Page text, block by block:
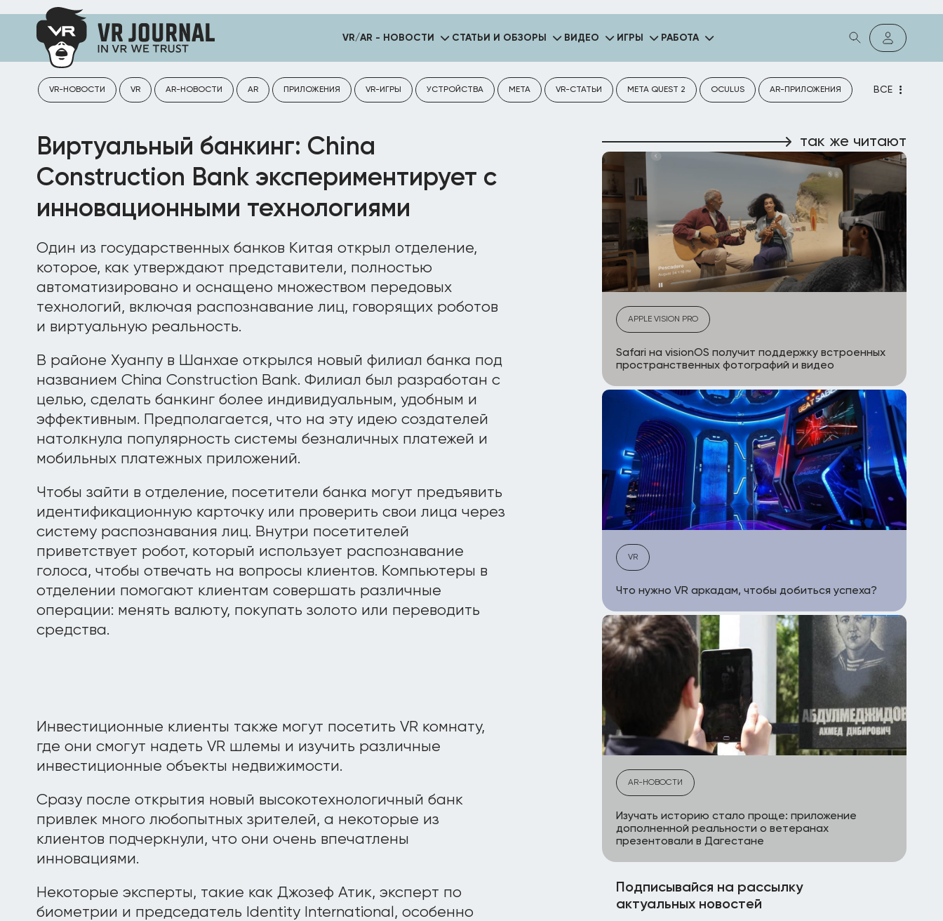
VR/AR - НОВОСТИ СТАТЬИ И ОБЗОРЫ ВИДЕО ИГРЫ РАБОТА
VR-НОВОСТИ VR AR-НОВОСТИ AR ПРИЛОЖЕНИЯ VR-ИГРЫ УСТРОЙСТВА META VR-СТАТЬИ META QUEST 2 OCULUS AR-ПРИЛОЖЕНИЯ ВСЕ
Виртуальный банкинг: China
Construction Bank экспериментирует с
инновационными технологиями
Один из государственных банков Китая открыл отделение,
которое, как утверждают представители, полностью
автоматизировано и оснащено множеством передовых
технологий, включая распознавание лиц, говорящих роботов
и виртуальную реальность.
В районе Хуанпу в Шанхае открылся новый филиал банка под
названием China Construction Bank. Филиал был разработан с
целью, сделать банкинг более индивидуальным, удобным и
эффективным. Предполагается, что на эту идею создателей
натолкнула популярность системы безналичных платежей и
мобильных платежных приложений.
Чтобы зайти в отделение, посетители банка могут предъявить
идентификационную карточку или проверить свои лица через
систему распознавания лиц. Внутри посетителей
приветствует робот, который использует распознавание
голоса, чтобы отвечать на вопросы клиентов. Компьютеры в
отделении помогают клиентам совершать различные
операции: менять валюту, покупать золото или переводить
средства.
Инвестиционные клиенты также могут посетить VR комнату,
где они смогут надеть VR шлемы и изучить различные
инвестиционные объекты недвижимости.
Сразу после открытия новый высокотехнологичный банк
привлек много любопытных зрителей, а некоторые из
клиентов подчеркнули, что они очень впечатлены
инновациями.
Некоторые эксперты, такие как Джозеф Атик, эксперт по
биометрии и председатель Identity International, особенно
так же читают
APPLE VISION PRO
Safari на visionOS получит поддержку встроенных
пространственных фотографий и видео
VR
Что нужно VR аркадам, чтобы добиться успеха?
AR-НОВОСТИ
Изучать историю стало проще: приложение
дополненной реальности о ветеранах
презентовали в Дагестане
Подписывайся на рассылку
актуальных новостей